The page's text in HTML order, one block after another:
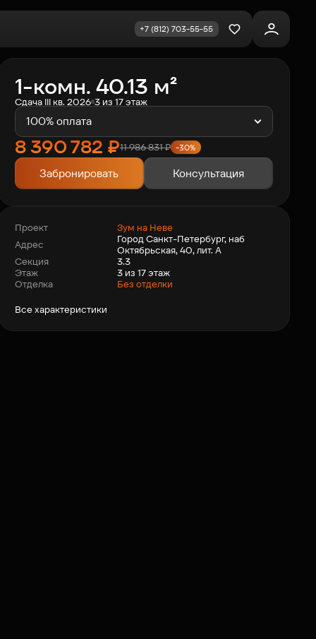
+7 (812) 703-55-55
1-комн. 40.13 м²
Сдача III кв. 2026 3 из 17 этаж
100% оплата
8 390 782 ₽11 986 831₽ -30%
Забронировать Консультация
Проект
Зум на Неве
Адрес
Город Санкт-Петербург, наб
Октябрьская, 40, лит. А
Секция
3.3
Этаж
3 из 17 этаж
Отделка
Без отделки
Все характеристики